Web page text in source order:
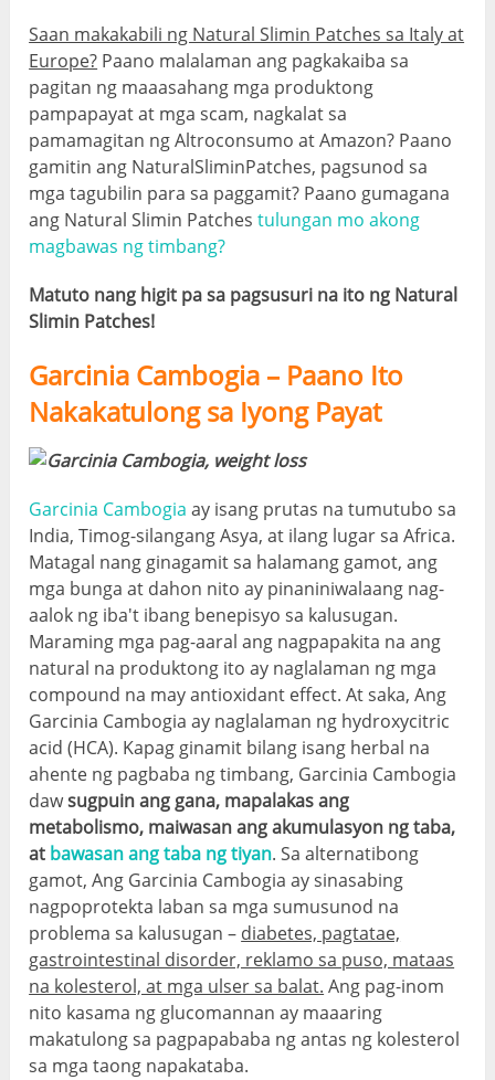
Saan makakabili ng Natural Slimin Patches sa Italy at
Europe? Paano malalaman ang pagkakaiba sa
pagitan ng maaasahang mga produktong
pampapayat at mga scam, nagkalat sa
pamamagitan ng Altroconsumo at Amazon? Paano
gamitin ang NaturalSliminPatches, pagsunod sa
mga tagubilin para sa paggamit? Paano gumagana
ang Natural Slimin Patchestulungan mo akong
magbawas ng timbang?
Matuto nang higit pa sa pagsusuri na ito ng Natural
Slimin Patches!
Garcinia Cambogia – Paano Ito
Nakakatulong sa Iyong Payat
Garcinia Cambogia ay isang prutas na tumutubo sa
India, Timog-silangang Asya, at ilang lugar sa Africa.
Matagal nang ginagamit sa halamang gamot, ang
mga bunga at dahon nito ay pinaniniwalaang nag-
aalok ng iba't ibang benepisyo sa kalusugan.
Maraming mga pag-aaral ang nagpapakita na ang
natural na produktong ito ay naglalaman ng mga
compound na may antioxidant effect. At saka, Ang
Garcinia Cambogia ay naglalaman ng hydroxycitric
acid (HCA). Kapag ginamit bilang isang herbal na
ahente ng pagbaba ng timbang, Garcinia Cambogia
dawsugpuin ang gana, mapalakas ang
metabolismo, maiwasan ang akumulasyon ng taba,
at bawasan ang taba ng tiyan. Sa alternatibong
gamot, Ang Garcinia Cambogia ay sinasabing
nagpoprotekta laban sa mga sumusunod na
problema sa kalusugan – diabetes, pagtatae,
gastrointestinal disorder, reklamo sa puso, mataas
na kolesterol, at mga ulser sa balat. Ang pag-inom
nito kasama ng glucomannan ay maaaring
makatulong sa pagpapababa ng antas ng kolesterol
sa mga taong napakataba.